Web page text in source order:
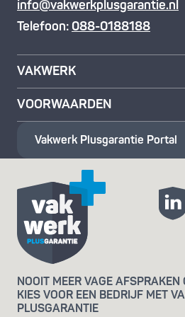
info@vakwerkplusgarantie.nl
Telefoon: 088-0188188
VAKWERK
VOORWAARDEN
Vakwerk Plusgarantie Portal
NOOIT MEER VAGE AFSPRAKEN
KIES VOOR EEN BEDRIJF MET
PLUSGARANTIE